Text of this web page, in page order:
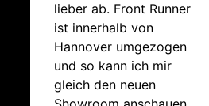
lieber ab. Front Runner
ist innerhalb von
Hannover umgezogen
und so kann ich mir
gleich den neuen